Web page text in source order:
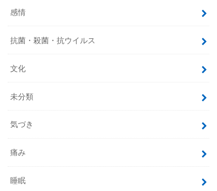
感情
抗菌・殺菌・抗ウイルス
文化
未分類
気づき
痛み
睡眠